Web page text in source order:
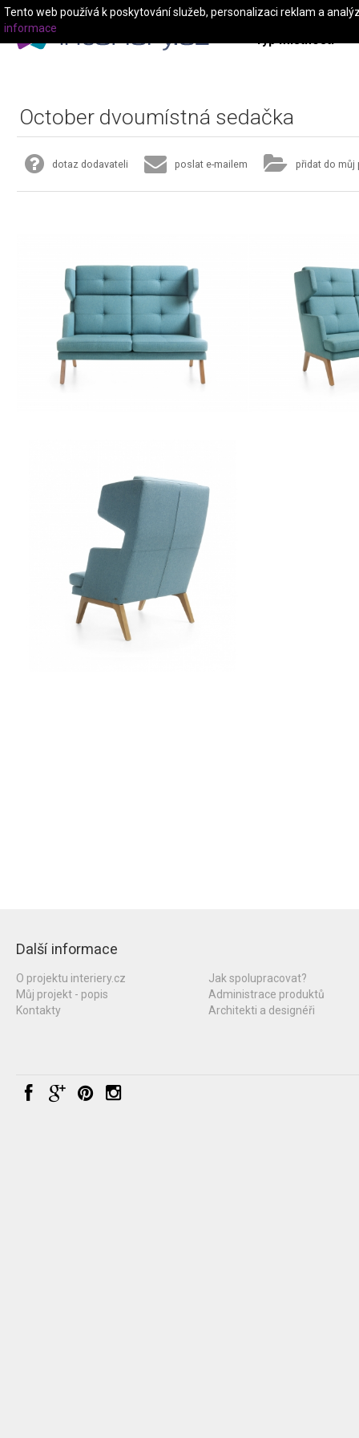
Typ místnosti
October dvoumístná sedačka
dotaz dodavateli poslat e-mailem přidat do můj
Další informace
O projektu interiery.cz
Můj projekt - popis
Kontakty
Jak spolupracovat?
Administrace produktů
Architekti a designéři
Tento web používá k poskytování služeb, personalizaci reklam a
informace